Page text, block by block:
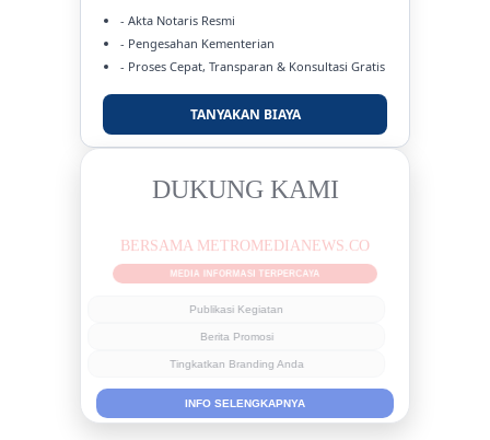
- Akta Notaris Resmi
- Pengesahan Kementerian
- Proses Cepat, Transparan & Konsultasi Gratis
TANYAKAN BIAYA
DUKUNG KAMI
MEDIA INFORMASI TERPERCAYA
Publikasi Kegiatan
Berita Promosi
Tingkatkan Branding Anda
INFO SELENGKAPNYA